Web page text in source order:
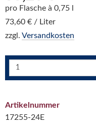
pro Flasche à 0,75 l
73,60 € / Liter
zzgl. Versandkosten
Artikelnummer
17255-24E